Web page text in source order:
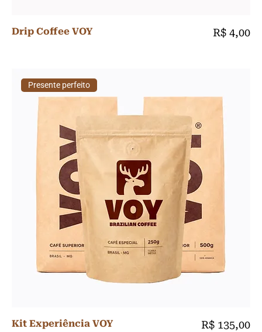
Drip Coffee VOY Preço
R$ 4,00
Presente perfeito
Kit Experiência VOY Preço
R$ 135,00